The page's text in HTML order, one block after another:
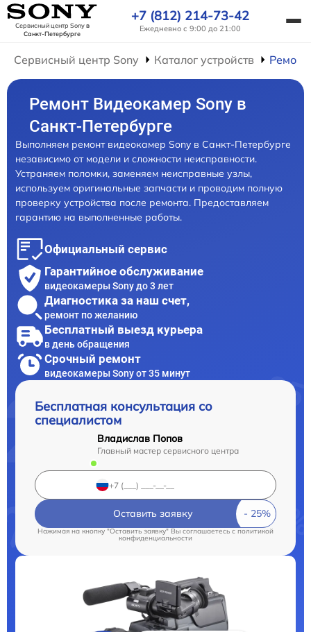
Сервисный центр Sonyв
Санкт-Петербурге
+7 (812) 214-73-42
Ежедневно с 9:00 до 21:00
Сервисный центр Sony Каталог устройств
Ремонт Видеокамер Sony в
Санкт-Петербурге
Выполняем ремонт видеокамер Sony в Санкт-Петербурге
независимо от модели и сложности неисправности.
Устраняем поломки, заменяем неисправные узлы,
используем оригинальные запчасти и проводим полную
проверку устройства после ремонта. Предоставляем
гарантию на выполненные работы.
Официальный сервис
Гарантийное обслуживание
видеокамеры Sony до 3 лет
Диагностика за наш счет,
ремонт по желанию
Бесплатный выезд курьера
в день обращения
Срочный ремонт
видеокамеры Sony от 35 минут
Бесплатная консультация со
специалистом
Владислав Попов
Главный мастер сервисного центра
Оставить заявку
Нажимая на кнопку "Оставить заявку" Вы соглашаетесь c политикой
конфиденциальности